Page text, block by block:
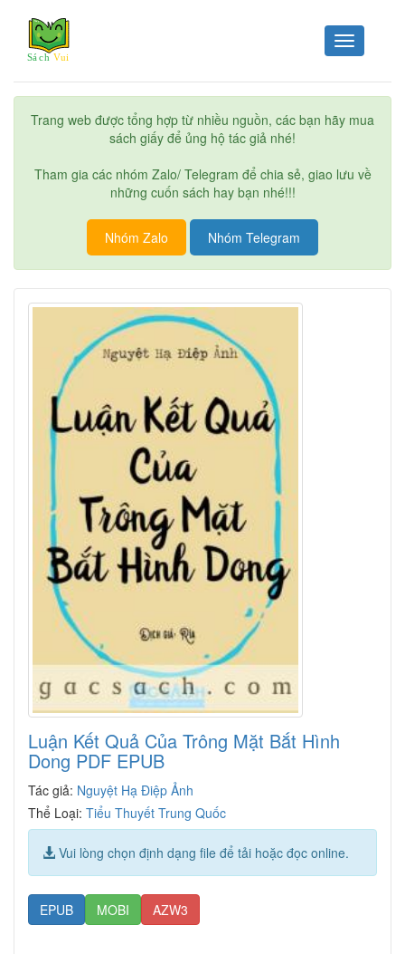
Toggle
navigation
Trang web được tổng hợp từ nhiều nguồn, các bạn hãy mua
sách giấy để ủng hộ tác giả nhé!
Tham gia các nhóm Zalo/ Telegram để chia sẻ, giao lưu về
những cuốn sách hay bạn nhé!!!
Nhóm Zalo Nhóm Telegram
Luận Kết Quả Của Trông Mặt Bắt Hình
Dong PDF EPUB
Tác giả: Nguyệt Hạ Điệp Ảnh
Thể Loại: Tiểu Thuyết Trung Quốc
Vui lòng chọn định dạng file để tải hoặc đọc online.
EPUB MOBI AZW3